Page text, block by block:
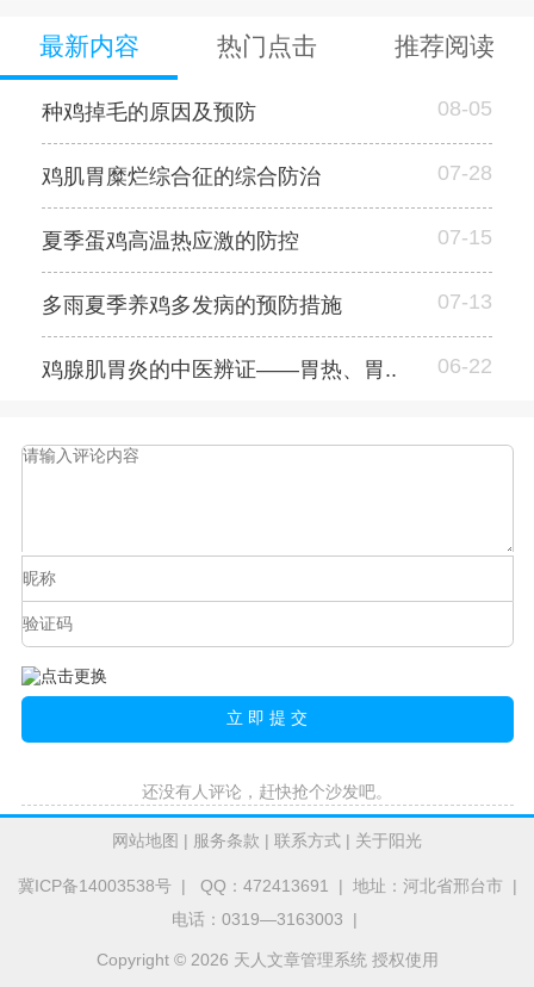
最新内容 热门点击 推荐阅读
种鸡掉毛的原因及预防 08-05
鸡肌胃糜烂综合征的综合防治 07-28
夏季蛋鸡高温热应激的防控 07-15
多雨夏季养鸡多发病的预防措施 07-13
鸡腺肌胃炎的中医辨证——胃热、胃.. 06-22
还没有人评论，赶快抢个沙发吧。
网站地图 | 服务条款 | 联系方式 | 关于阳光
冀ICP备14003538号| QQ：472413691 | 地址：河北省邢台市 |
电话：0319—3163003 |
Copyright © 2026 天人文章管理系统 授权使用